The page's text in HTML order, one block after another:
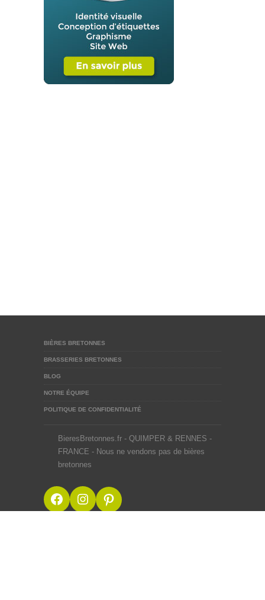
BIÈRES BRETONNES
BRASSERIES BRETONNES
BLOG
NOTRE ÉQUIPE
POLITIQUE DE CONFIDENTIALITÉ
BieresBretonnes.fr - QUIMPER & RENNES -
FRANCE - Nous ne vendons pas de bières
bretonnes
Facebook
Instagram
Pinterest